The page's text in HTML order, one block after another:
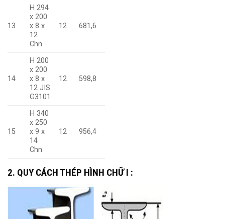
13
H 294
x 200
x 8 x
12
Chn
12 681,6
14
H 200
x 200
x 8 x
12 JIS
G3101
12 598,8
15
H 340
x 250
x 9 x
14
Chn
12 956,4
2. QUY CÁCH THÉP HÌNH CHỮ I :